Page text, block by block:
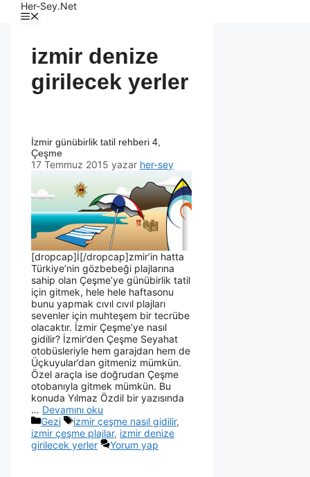
Her-Sey.Net
izmir denize
girilecek yerler
İzmir günübirlik tatil rehberi 4,
Çeşme
17 Temmuz 2015 yazar her-sey
[dropcap]İ[/dropcap]zmir’in hatta
Türkiye’nin gözbebeği plajlarına
sahip olan Çeşme’ye günübirlik tatil
için gitmek, hele hele haftasonu
bunu yapmak cıvıl cıvıl plajları
sevenler için muhteşem bir tecrübe
olacaktır. İzmir Çeşme’ye nasıl
gidilir? İzmir’den Çeşme Seyahat
otobüsleriyle hem garajdan hem de
Üçkuyular’dan gitmeniz mümkün.
Özel araçla ise doğrudan Çeşme
otobanıyla gitmek mümkün. Bu
konuda Yılmaz Özdil bir yazısında
… Devamını oku
Gezi
izmir çeşme nasıl gidilir,
izmir çeşme plajlar, izmir denize
girilecek yerler
Yorum yap